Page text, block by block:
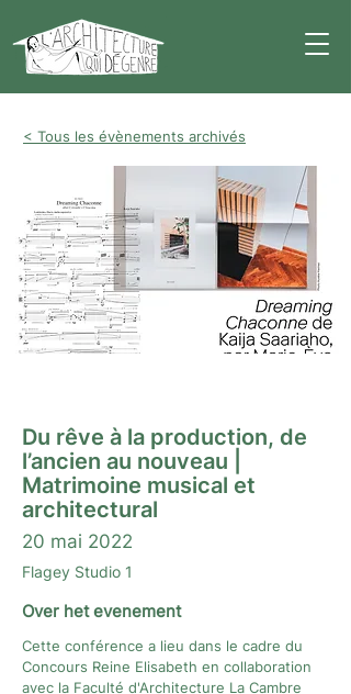
< Tous les évènements archivés
Du rêve à la production, de
l’ancien au nouveau |
Matrimoine musical et
architectural
20 mai 2022
Flagey Studio 1
Over het evenement
Cette conférence a lieu dans le cadre du
Concours Reine Elisabeth en collaboration
avec la Faculté d'Architecture La Cambre